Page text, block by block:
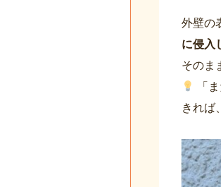
外壁の
に侵入
そのま
「
きれば